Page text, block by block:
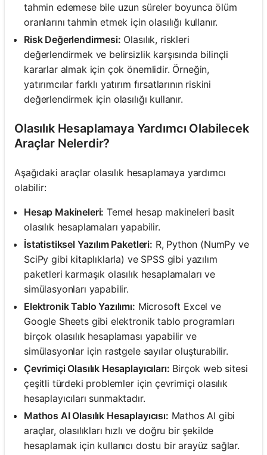
tahmin edemese bile uzun süreler boyunca ölüm
oranlarını tahmin etmek için olasılığı kullanır.
Risk Değerlendirmesi: Olasılık, riskleri
değerlendirmek ve belirsizlik karşısında bilinçli
kararlar almak için çok önemlidir. Örneğin,
yatırımcılar farklı yatırım fırsatlarının riskini
değerlendirmek için olasılığı kullanır.
Olasılık Hesaplamaya Yardımcı Olabilecek
Araçlar Nelerdir?
Aşağıdaki araçlar olasılık hesaplamaya yardımcı
olabilir:
Hesap Makineleri: Temel hesap makineleri basit
olasılık hesaplamaları yapabilir.
İstatistiksel Yazılım Paketleri: R, Python (NumPy ve
SciPy gibi kitaplıklarla) ve SPSS gibi yazılım
paketleri karmaşık olasılık hesaplamaları ve
simülasyonları yapabilir.
Elektronik Tablo Yazılımı: Microsoft Excel ve
Google Sheets gibi elektronik tablo programları
birçok olasılık hesaplaması yapabilir ve
simülasyonlar için rastgele sayılar oluşturabilir.
Çevrimiçi Olasılık Hesaplayıcıları: Birçok web sitesi
çeşitli türdeki problemler için çevrimiçi olasılık
hesaplayıcıları sunmaktadır.
Mathos AI Olasılık Hesaplayıcısı: Mathos AI gibi
araçlar, olasılıkları hızlı ve doğru bir şekilde
hesaplamak için kullanıcı dostu bir arayüz sağlar.